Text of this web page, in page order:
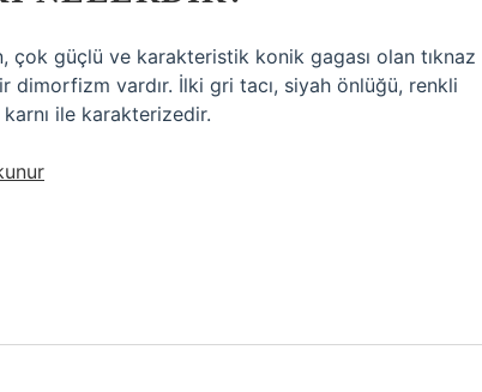
çok güçlü ve karakteristik konik gagası olan tıknaz
dimorfizm vardır. İlki gri tacı, siyah önlüğü, renkli
karnı ile karakterizedir.